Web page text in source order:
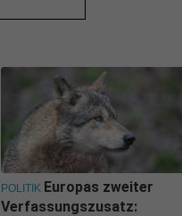
POLITIK Europas zweiter
Verfassungszusatz: